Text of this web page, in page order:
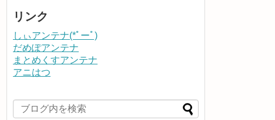
リンク
しぃアンテナ(*ﾟーﾟ)
だめぽアンテナ
まとめくすアンテナ
アニはつ